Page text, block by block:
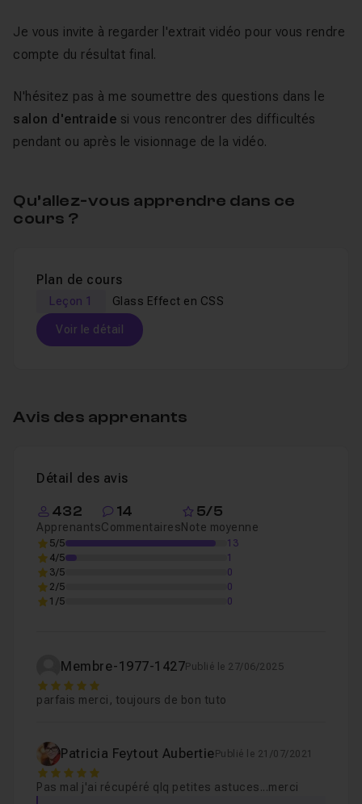
Je vous invite à regarder l'extrait vidéo pour vous rendre
compte du résultat final.
N'hésitez pas à me soumettre des questions dans le
salon d'entraide si vous rencontrer des difficultés
pendant ou après le visionnage de la vidéo.
Qu’allez-vous apprendre dans ce
cours ?
Plan de cours
Leçon 1 Glass Effect en CSS
Voir le détail
Avis des apprenants
Détail des avis
432
Apprenants
14
Commentaires
5/5
Note moyenne
5/5
13
4/5
1
3/5
0
2/5
0
1/5
0
Membre-1977-1427Publié le 27/06/2025
5
parfais merci, toujours de bon tuto
Patricia Feytout Aubertie Publié le 21/07/2021
5
Pas mal j'ai récupéré qlq petites astuces...merci